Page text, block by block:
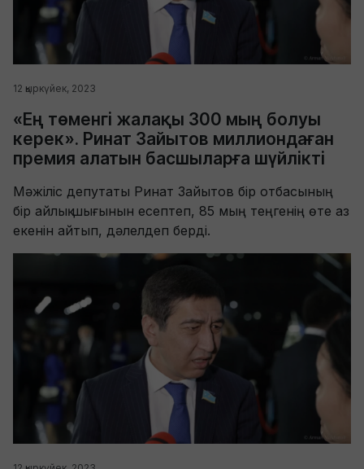
12 қыркүйек, 2023
«Ең төменгі жалақы 300 мың болуы
керек». Ринат Зайытов миллиондаған
премия алатын басшыларға шүйлікті
Мәжіліс депутаты Ринат Зайытов бір отбасының
бір айлық шығынын есептеп, 85 мың теңгенің өте аз
екенін айтып, дәлелдеп берді.